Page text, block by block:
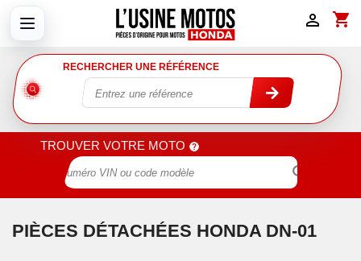
shopping_cart

RECHERCHER UNE RÉFÉRENCE
TROUVER VOTRE MOTO

PIÈCES DÉTACHÉES HONDA DN-01